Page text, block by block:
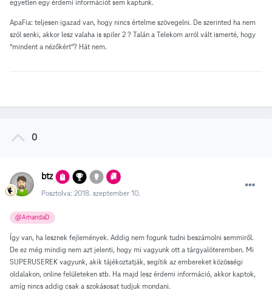
egyetlen egy érdemi információt sem kaptunk.
ApaFia: teljesen igazad van, hogy nincs értelme szövegelni. De szerinted ha nem
szól senki, akkor lesz valaha is spiler 2 ? Talán a Telekom arról vált ismerté, hogy
"mindent a nézőkért"? Hát nem.
0
btz
Posztolva: 2018. szeptember 10.
@AmandaD
Így van, ha lesznek fejlemények. Addig nem fogunk tudni beszámolni semmiről.
De ez még mindig nem azt jelenti, hogy mi vagyunk ott a tárgyalóteremben. Mi
SUPERUSEREK vagyunk, akik tájékoztatják, segítik az embereket közösségi
oldalakon, online felületeken stb. Ha majd lesz érdemi információ, akkor kaptok,
amíg nincs addig csak a szokásosat tudjuk mondani.